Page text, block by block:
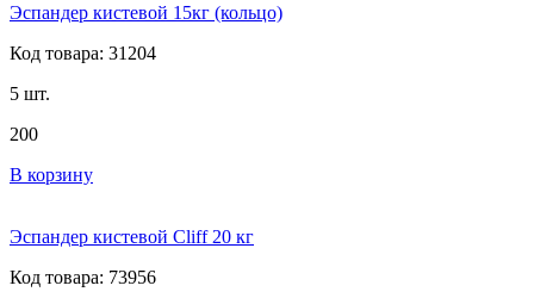
Эспандер кистевой 15кг (кольцо)
Код товара: 31204
5 шт.
200
В корзину
Эспандер кистевой Cliff 20 кг
Код товара: 73956